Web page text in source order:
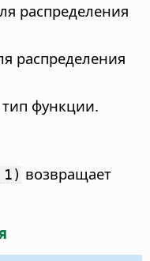
распределения
распределения
тип функции.
возвращает